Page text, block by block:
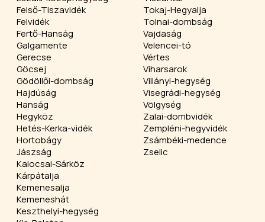
Felső-Tiszavidék
Felvidék
Fertő-Hanság
Galgamente
Gerecse
Göcsej
Gödöllői-dombság
Hajdúság
Hanság
Hegyköz
Hetés-Kerka-vidék
Hortobágy
Jászság
Kalocsai-Sárköz
Kárpátalja
Kemenesalja
Kemeneshát
Keszthelyi-hegység
Tokaj-Hegyalja
Tolnai-dombság
Vajdaság
Velencei-tó
Vértes
Viharsarok
Villányi-hegység
Visegrádi-hegység
Völgység
Zalai-dombvidék
Zempléni-hegyvidék
Zsámbéki-medence
Zselic